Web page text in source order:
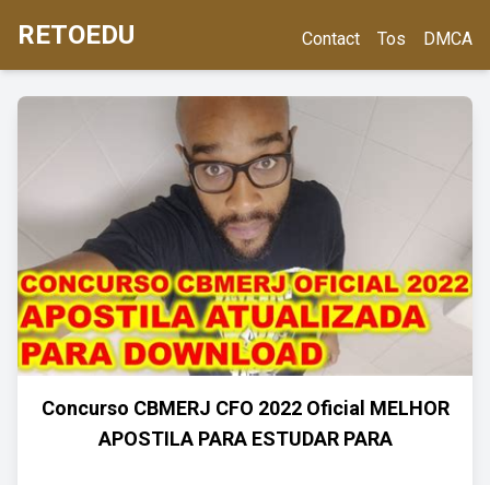
RETOEDU Contact Tos DMCA
Concurso CBMERJ CFO 2022 Oficial MELHOR
APOSTILA PARA ESTUDAR PARA